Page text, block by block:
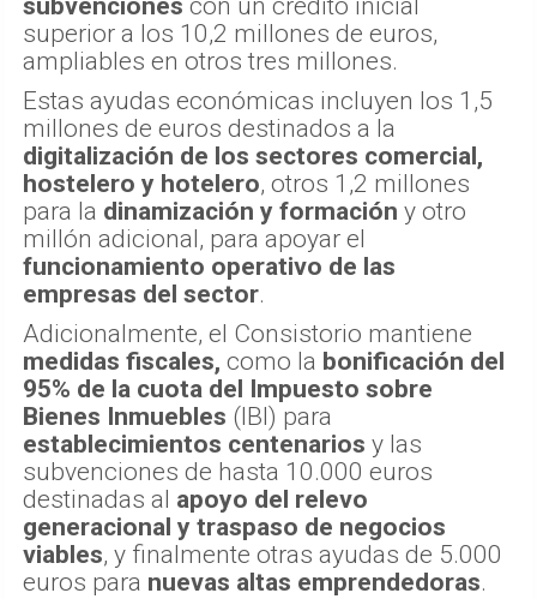
subvenciones con un crédito inicial
superior a los 10,2 millones de euros,
ampliables en otros tres millones.
Estas ayudas económicas incluyen los 1,5
millones de euros destinados a la
digitalización de los sectores comercial,
hostelero y hotelero, otros 1,2 millones
para la dinamización y formación y otro
millón adicional, para apoyar el
funcionamiento operativo de las
empresas del sector.
Adicionalmente, el Consistorio mantiene
medidas fiscales, como la bonificación del
95% de la cuota del Impuesto sobre
Bienes Inmuebles (IBI) para
establecimientos centenarios y las
subvenciones de hasta 10.000 euros
destinadas al apoyo del relevo
generacional y traspaso de negocios
viables, y finalmente otras ayudas de 5.000
euros para nuevas altas emprendedoras.